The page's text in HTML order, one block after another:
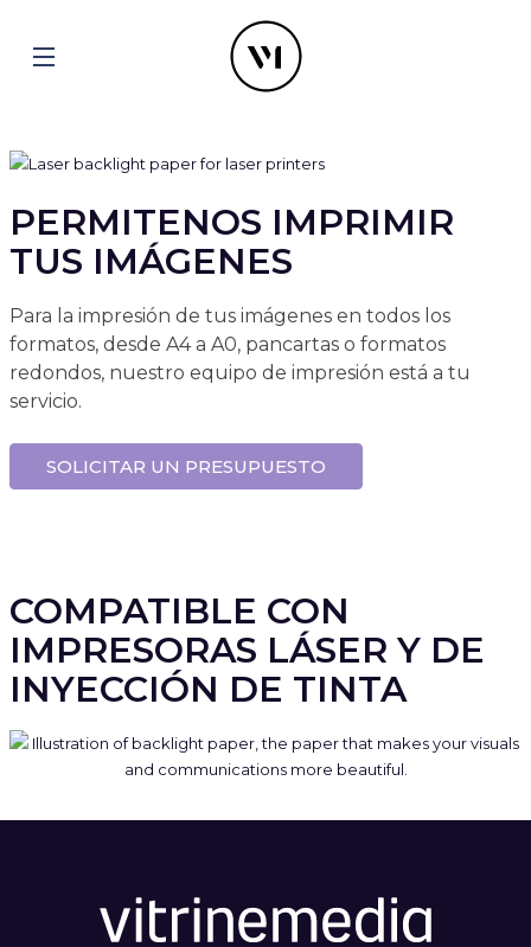
PERMITENOS IMPRIMIR
TUS IMÁGENES
Para la impresión de tus imágenes en todos los
formatos, desde A4 a A0, pancartas o formatos
redondos, nuestro equipo de impresión está a tu
servicio.
SOLICITAR UN PRESUPUESTO
COMPATIBLE CON
IMPRESORAS LÁSER Y DE
INYECCIÓN DE TINTA